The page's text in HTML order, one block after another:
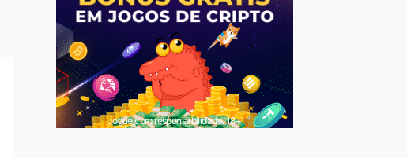
Jogue com responsabilidade. 18+